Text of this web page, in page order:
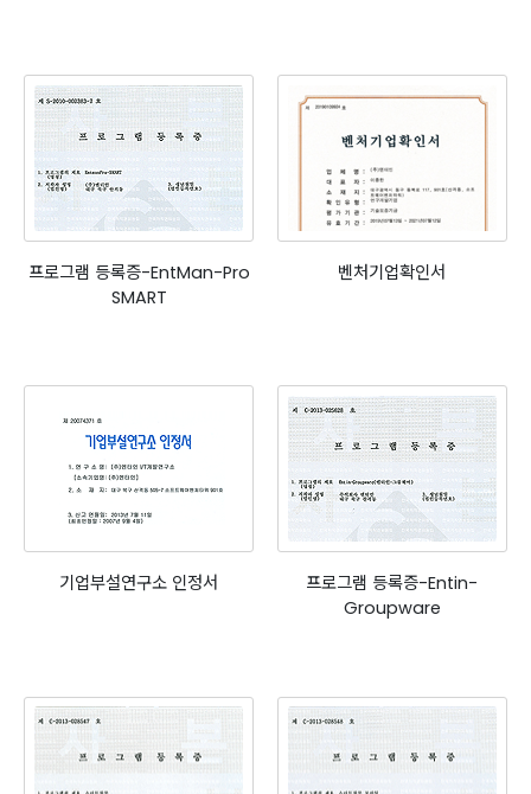
프로그램 등록증-EntMan-Pro
SMART
벤처기업확인서
기업부설연구소 인정서
프로그램 등록증-Entin-
Groupware